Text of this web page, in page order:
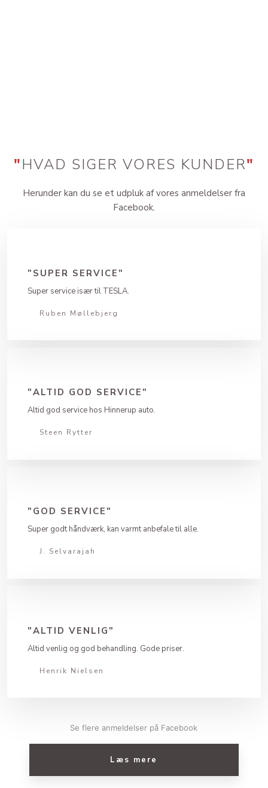
"HVAD SIGER VORES KUNDER"
Herunder kan du se et udpluk af vores anmeldelser fra
Facebook.
"SUPER SERVICE"
Super service især til TESLA.
Ruben Møllebjerg​
"ALTID GOD SERVICE"
Altid god service hos Hinnerup auto.
Steen Rytter
"GOD SERVICE"
Super godt håndværk, kan varmt anbefale til alle.
J. Selvarajah
"ALTID VENLIG"
Altid venlig og god behandling. Gode priser.
Henrik Nielsen
Se flere anmeldelser på Facebook​
Læs mere​